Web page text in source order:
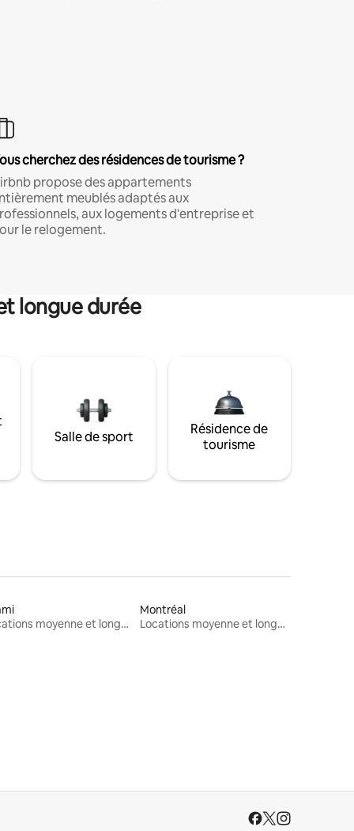
cherchez des résidences de tourisme ?
propose des appartements
meublés adaptés aux
aux logements d'entreprise et
le relogement.
longue durée
Salle de sport
Résidence de
tourisme
Locations moyenne et longue durée
Montréal
Locations moyenne et longue durée